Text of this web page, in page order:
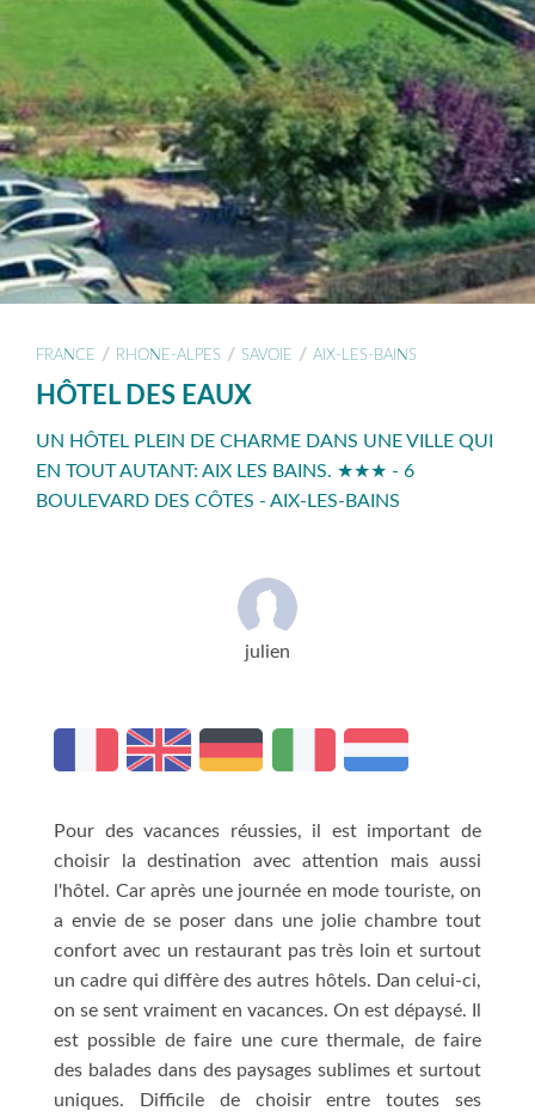
FRANCE / RHONE-ALPES / SAVOIE / AIX-LES-BAINS
HÔTEL DES EAUX
UN HÔTEL PLEIN DE CHARME DANS UNE VILLE QUI
EN TOUT AUTANT: AIX LES BAINS. ★★★ - 6
BOULEVARD DES CÔTES - AIX-LES-BAINS
julien
Pour des vacances réussies, il est important de
choisir la destination avec attention mais aussi
l'hôtel. Car après une journée en mode touriste, on
a envie de se poser dans une jolie chambre tout
confort avec un restaurant pas très loin et surtout
un cadre qui diffère des autres hôtels. Dan celui-ci,
on se sent vraiment en vacances. On est dépaysé. Il
est possible de faire une cure thermale, de faire
des balades dans des paysages sublimes et surtout
uniques. Difficile de choisir entre toutes ses